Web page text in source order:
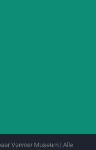
Vervoer Museum | Alle